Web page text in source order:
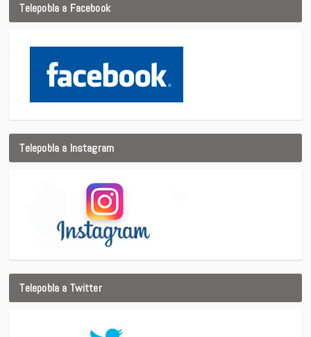
Telepobla a Facebook
Telepobla a Instagram
Telepobla a Twitter